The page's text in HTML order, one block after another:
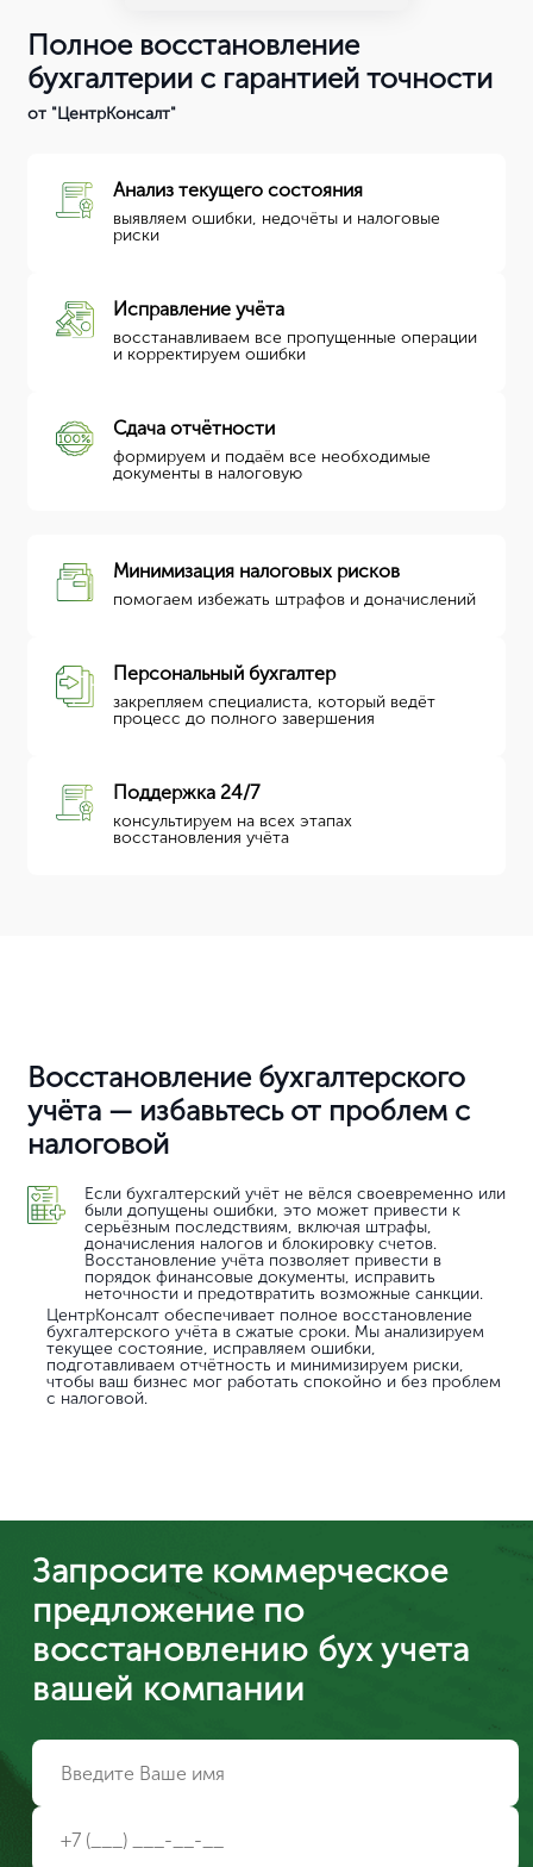
Полное восстановление
бухгалтерии с гарантией точности
от "ЦентрКонсалт"
Анализ текущего состояния
выявляем ошибки, недочёты и налоговые
риски
Исправление учёта
восстанавливаем все пропущенные операции
и корректируем ошибки
Сдача отчётности
формируем и подаём все необходимые
документы в налоговую
Минимизация налоговых рисков
помогаем избежать штрафов и доначислений
Персональный бухгалтер
закрепляем специалиста, который ведёт
процесс до полного завершения
Поддержка 24/7
консультируем на всех этапах
восстановления учёта
Восстановление бухгалтерского
учёта — избавьтесь от проблем с
налоговой
Если бухгалтерский учёт не вёлся своевременно или
были допущены ошибки, это может привести к
серьёзным последствиям, включая штрафы,
доначисления налогов и блокировку счетов.
Восстановление учёта позволяет привести в
порядок финансовые документы, исправить
неточности и предотвратить возможные санкции.
ЦентрКонсалт обеспечивает полное восстановление
бухгалтерского учёта в сжатые сроки. Мы анализируем
текущее состояние, исправляем ошибки,
подготавливаем отчётность и минимизируем риски,
чтобы ваш бизнес мог работать спокойно и без проблем
с налоговой.
Запросите коммерческое
предложение по
восстановлению бух учета
вашей компании